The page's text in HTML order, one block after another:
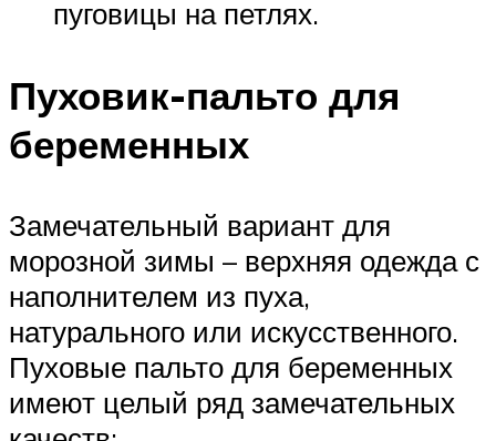
пуговицы на петлях.
Пуховик-пальто для
беременных
Замечательный вариант для
морозной зимы – верхняя одежда с
наполнителем из пуха,
натурального или искусственного.
Пуховые пальто для беременных
имеют целый ряд замечательных